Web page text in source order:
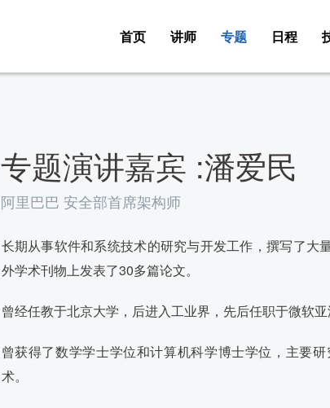
首页 讲师 专题 日程
专题演讲嘉宾 :潘爱民
阿里巴巴 安全部首席架构师
长期从事软件和系统技术的研究与开发工作，撰写了
外学术刊物上发表了30多篇论文。
曾经任教于北京大学，后进入工业界，先后任职于微软
曾获得了数学学士学位和计算机科学博士学位，主要
术。